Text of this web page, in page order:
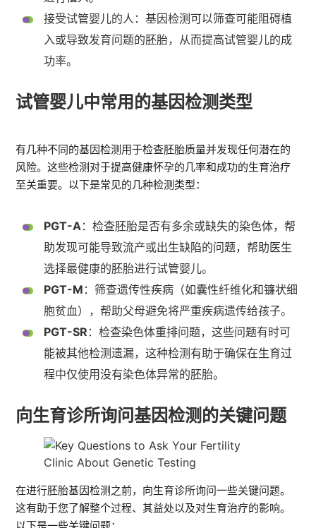
接受试管婴儿的人：基因检测可以筛查可能阻碍植
入或导致发育问题的胚胎，从而提高试管婴儿的成
功率。
试管婴儿中常用的基因检测类型
有几种不同的基因检测用于检查胚胎质量并发现任何潜在的
风险。这些检测对于提高健康怀孕的几率和成功的生育治疗
至关重要。以下是常见的几种检测类型：
PGT-A ：检查胚胎是否有多余或缺失的染色体，帮
助发现可能导致流产或出生缺陷的问题，帮助医生
选择最健康的胚胎进行试管婴儿。
PGT-M ：筛查遗传性疾病（如囊性纤维化和镰状细
胞贫血），帮助父母避免将严重疾病遗传给孩子。
PGT-SR ：检查染色体重排问题，这些问题有时可
能被其他检测遗漏，这种检测有助于确保在生育过
程中仅使用没有染色体异常的胚胎。
向生育诊所询问基因检测的关键问题
在进行胚胎基因检测之前，向生育诊所询问一些关键问题。
这有助于您了解整个过程、其益处以及对生育治疗的影响。
以下是一些关键问题：